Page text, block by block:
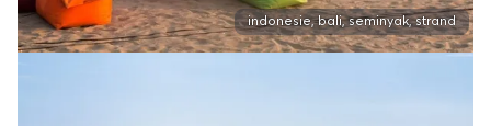
indonesie, bali, seminyak, strand